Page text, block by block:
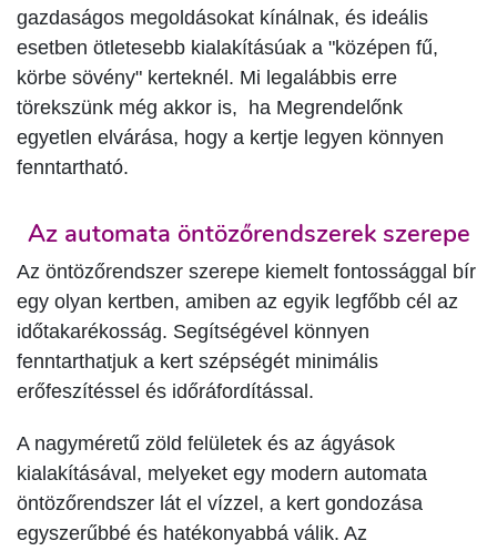
gazdaságos megoldásokat kínálnak, és ideális
esetben ötletesebb kialakításúak a "középen fű,
körbe sövény" kerteknél. Mi legalábbis erre
törekszünk még akkor is, ha Megrendelőnk
egyetlen elvárása, hogy a kertje legyen könnyen
fenntartható.
Az automata öntözőrendszerek szerepe
Az öntözőrendszer szerepe kiemelt fontossággal bír
egy olyan kertben, amiben az egyik legfőbb cél az
időtakarékosság. Segítségével könnyen
fenntarthatjuk a kert szépségét minimális
erőfeszítéssel és időráfordítással.
A nagyméretű zöld felületek és az ágyások
kialakításával, melyeket egy modern automata
öntözőrendszer lát el vízzel, a kert gondozása
egyszerűbbé és hatékonyabbá válik. Az